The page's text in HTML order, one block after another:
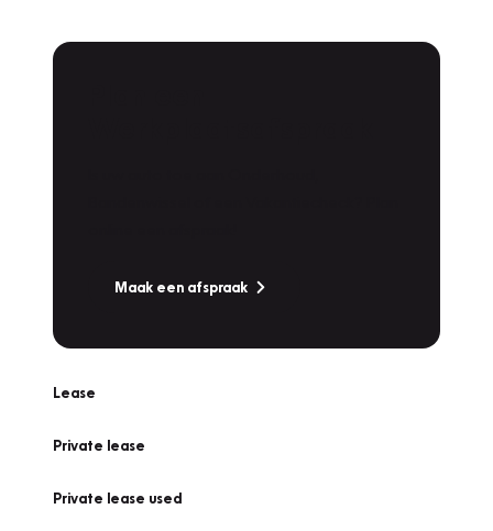
Maak een afspraak
Lease
Private lease
Private lease used